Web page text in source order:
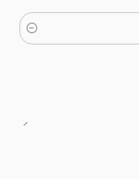
Cantidad